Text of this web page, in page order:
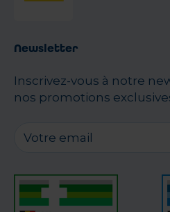
Newsletter
Inscrivez-vous à notre
nos promotions